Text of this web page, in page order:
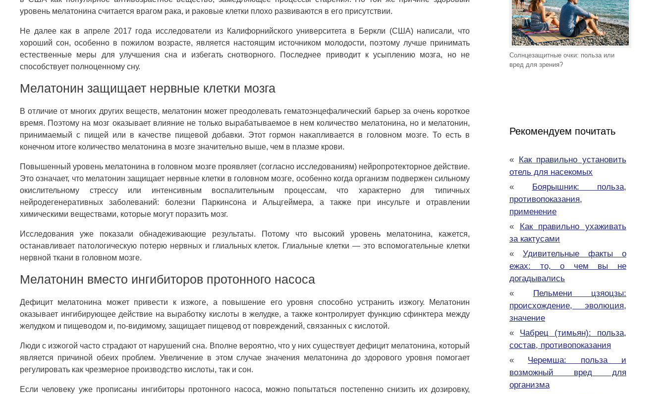
уровень мелатонина считается врагом рака, и раковые клетки плохо развиваются в его присутствии.
Не далее как в апреле 2017 года исследователи из Калифорнийского университета в Беркли (США) написали, что
хороший сон, особенно в пожилом возрасте, является настоящим источником молодости, поэтому лучше принимать
естественные меры для улучшения сна и избегать снотворного. Последнее приводит к усыплению мозга, но не
способствует полноценному сну.
Мелатонин защищает нервные клетки мозга
В отличие от многих других веществ, мелатонин может преодолевать гематоэнцефалический барьер за очень короткое
время. Поэтому на мозг оказывает влияние не только вырабатываемое в нем количество мелатонина, но и мелатонин,
принимаемый с пищей или в качестве пищевой добавки. Этот гормон накапливается в головном мозге. То есть в
конечном итоге количество мелатонина в мозге значительно выше, чем в плазме крови.
Повышенный уровень мелатонина в головном мозге проявляет (согласно исследованиям) нейропротекторное действие.
Это означает, что мелатонин защищает нервные клетки в головном мозге, особенно когда организм подвержен сильному
окислительному стрессу или интенсивным воспалительным процессам, что характерно для типичных
нейродегенеративных заболеваний: болезни Паркинсона и Альцгеймера, а также при инсульте и отравлении
химическими веществами, которые могут поразить мозг.
Исследования уже показали обнадеживающие результаты. Потому что высокий уровень мелатонина, кажется,
останавливает патологическую потерю нервных и глиальных клеток. Глиальные клетки — это вспомогательные клетки
нервной ткани в головном мозге.
Мелатонин вместо ингибиторов протонного насоса
Дефицит мелатонина может привести к изжоге, а повышение его уровня способно устранить изжогу. Мелатонин
оказывает ингибирующее действие на выработку кислоты в желудке, а также контролирует функцию сфинктера между
желудком и пищеводом и, по-видимому, защищает пищевод от повреждений, связанных с кислотой.
Люди с изжогой часто страдают от нарушений сна. Вполне вероятно, что у них существует дефицит мелатонина, который
является причиной обеих проблем. Увеличение в этом случае значения мелатонина до здорового уровня помогает
регулировать как чрезмерное производство кислоты, так и сон.
Если человеку уже прописаны ингибиторы протонного насоса, можно попытаться постепенно снизить их дозировку,
Солнцезащитные очки: польза или
вред для зрения?
Рекомендуем почитать
«
Как правильно установить
отель для насекомых
«
Боярышник: польза,
противопоказания,
применение
«
Как правильно ухаживать
за кактусами
« Удивительные факты о
ежах: то, о чем вы не
догадывались
«
Пельмени цзяоцзы:
происхождение, эволюция,
значение
« Чабрец (тимьян): польза,
состав, противопоказания
« Черемша: польза и
возможный вред для
организма